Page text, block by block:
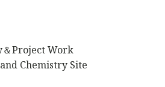
Project Work
Chemistry Site